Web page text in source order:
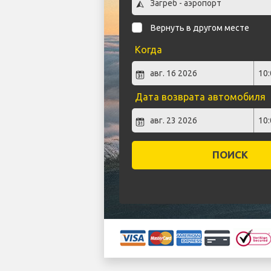
Вернуть в другом месте
Когда
Дата возврата автомобиля
ПОИСК